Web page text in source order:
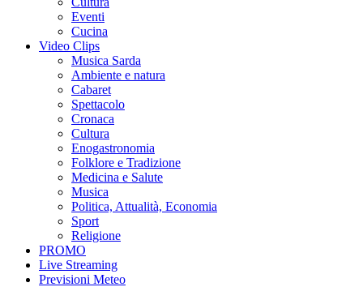
Eventi
Cucina
Video Clips
Musica Sarda
Ambiente e natura
Cabaret
Spettacolo
Cronaca
Cultura
Enogastronomia
Folklore e Tradizione
Medicina e Salute
Musica
Politica, Attualità, Economia
Sport
Religione
PROMO
Live Streaming
Previsioni Meteo